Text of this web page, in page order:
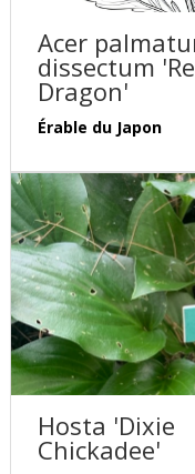
Acer
dissectum
Dragon'
Érable du Japon
Hosta 'Dixie
Chickadee'